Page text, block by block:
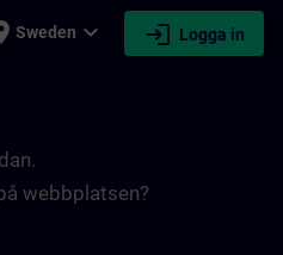
Sweden expand_more login Logga in
webbplatsen?